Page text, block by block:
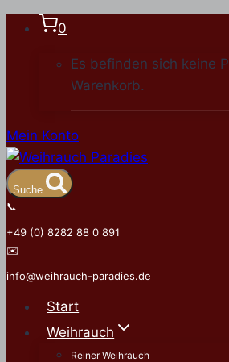
Zum
springen
0
Es befinden sich keine
Warenkorb.
Mein Konto
Suche
📞
+49 (0) 8282 88 0 891
✉️
info@weihrauch-paradies.de
Start
Weihrauch
Reiner Weihrauch